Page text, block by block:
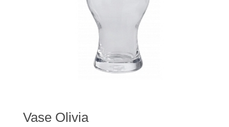
Vase Olivia